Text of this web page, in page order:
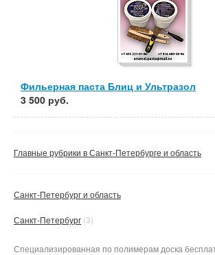
Фильерная паста Блиц и Ультразол
3 500 руб.
Главные рубрики в Санкт-Петербурге и область
Санкт-Петербург и область
Санкт-Петербург (3)
Специализированная по полимерам доска